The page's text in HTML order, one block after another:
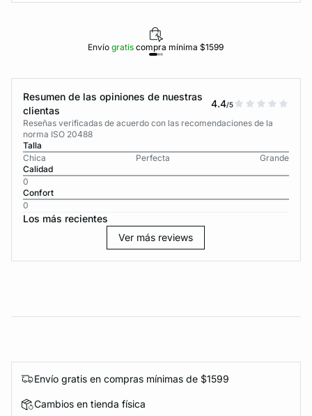
Envíogratiscompra mínima $1599
Resumen de las opiniones de nuestras
clientas
4.4/5
Reseñas verificadas de acuerdo con las recomendaciones de la
norma ISO 20488
Talla
Chica
Perfecta
Grande
Calidad
0
Confort
0
Los más recientes
Ver más reviews
Envío gratis en compras mínimas de $1599
Cambios en tienda física